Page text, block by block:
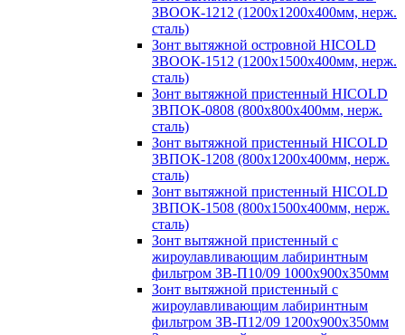
ЗВООК-1212 (1200x1200x400мм, нерж.
сталь)
Зонт вытяжной островной HICOLD
ЗВООК-1512 (1200х1500х400мм, нерж.
сталь)
Зонт вытяжной пристенный HICOLD
ЗВПОК-0808 (800х800х400мм, нерж.
сталь)
Зонт вытяжной пристенный HICOLD
ЗВПОК-1208 (800х1200х400мм, нерж.
сталь)
Зонт вытяжной пристенный HICOLD
ЗВПОК-1508 (800х1500х400мм, нерж.
сталь)
Зонт вытяжной пристенный с
жироулавливающим лабиринтным
фильтром ЗВ-П10/09 1000х900х350мм
Зонт вытяжной пристенный с
жироулавливающим лабиринтным
фильтром ЗВ-П12/09 1200х900х350мм